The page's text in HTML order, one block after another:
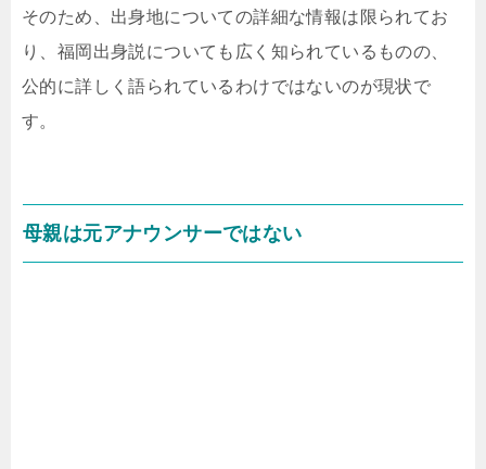
そのため、出身地についての詳細な情報は限られてお
り、福岡出身説についても広く知られているものの、
公的に詳しく語られているわけではないのが現状で
す。
母親は元アナウンサーではない